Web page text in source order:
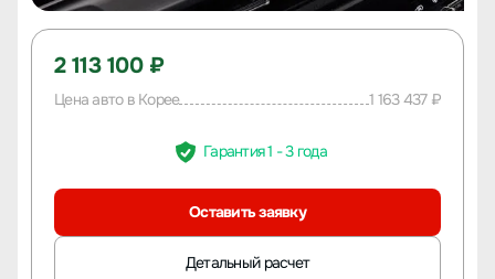
2 113 100 ₽
Цена авто в Корее 1 163 437 ₽
Гарантия 1 - 3 года
Оставить заявку
Детальный расчет